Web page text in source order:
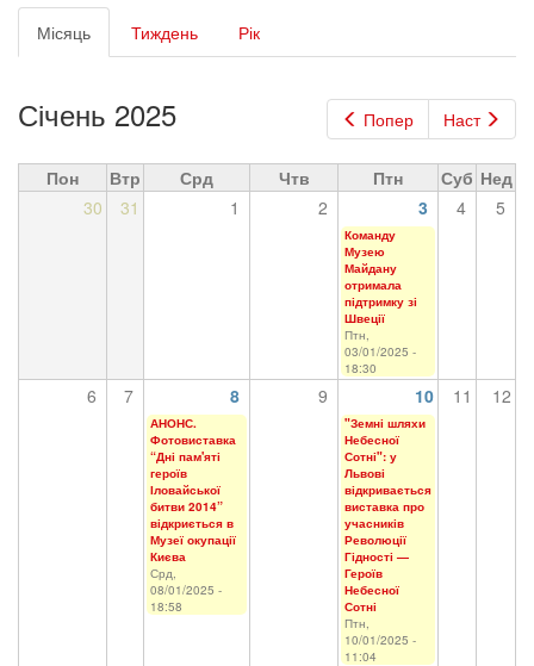
Первинні
вкладки
Місяць (активна
вкладка)
Тиждень Рік
Попер Наст
Січень 2025
Пон Втр Срд Чтв Птн Суб Нед
30
31 1 2 3 4 5
Команду
Музею
Майдану
отримала
підтримку зі
Швеції
Птн,
03/01/2025 -
18:30
6 7 8 9 10 11 12
АНОНС.
Фотовиставка
“Дні пам'яті
героїв
Іловайської
битви 2014”
відкриється в
Музеї окупації
Києва
Срд,
08/01/2025 -
18:58
"Земні шляхи
Небесної
Сотні": у
Львові
відкривається
виставка про
учасників
Революції
Гідності —
Героїв
Небесної
Сотні
Птн,
10/01/2025 -
11:04